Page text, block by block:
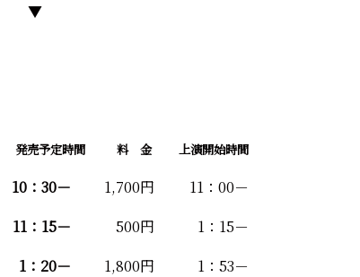
▼
発売予定時間 料 金 上演開始時間
10：30－ 1,700円
11：00－
11：15－ 500円
1：15－
1：20－ 1,800円
1：53－